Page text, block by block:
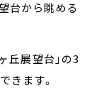
台から眺める
丘展望台」の3
きます。